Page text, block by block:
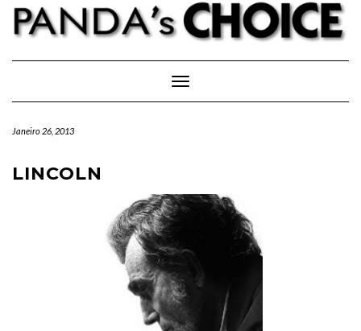
Skip
content
Toggle Navigation
Janeiro 26, 2013
LINCOLN